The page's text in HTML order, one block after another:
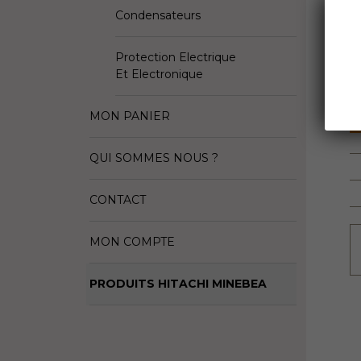
Condensateurs
Protection Electrique
Et Electronique
MON PANIER
QUI SOMMES NOUS ?
CONTACT
MON COMPTE
PRODUITS HITACHI MINEBEA